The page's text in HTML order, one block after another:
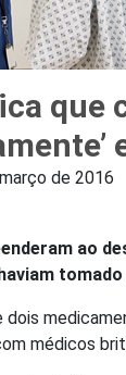
que
de 2016
ao
dois
médicos